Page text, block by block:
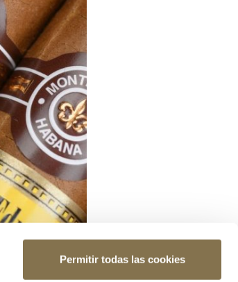
Permitir todas las cookies